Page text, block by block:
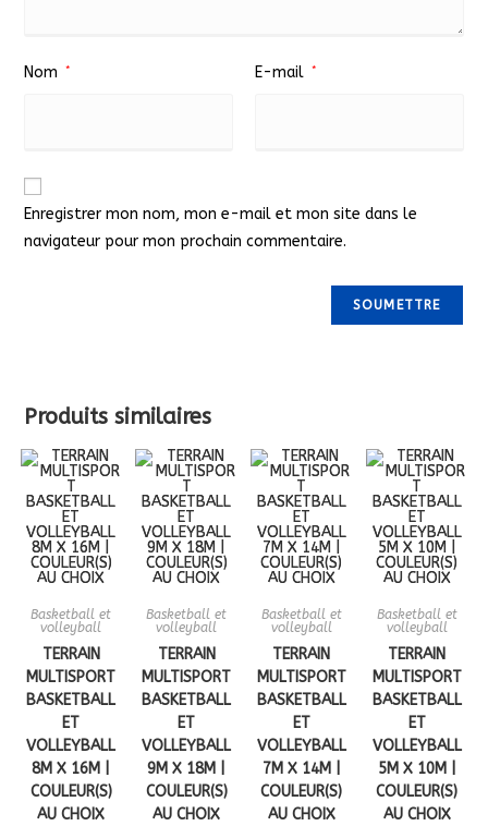
Nom * E-mail *
Enregistrer mon nom, mon e-mail et mon site dans le
navigateur pour mon prochain commentaire.
Produits similaires
Basketball et
volleyball
TERRAIN
MULTISPORT
BASKETBALL
ET
VOLLEYBALL
8M X 16M |
COULEUR(S)
AU CHOIX
Basketball et
volleyball
TERRAIN
MULTISPORT
BASKETBALL
ET
VOLLEYBALL
9M X 18M |
COULEUR(S)
AU CHOIX
Basketball et
volleyball
TERRAIN
MULTISPORT
BASKETBALL
ET
VOLLEYBALL
7M X 14M |
COULEUR(S)
AU CHOIX
Basketball et
volleyball
TERRAIN
MULTISPORT
BASKETBALL
ET
VOLLEYBALL
5M X 10M |
COULEUR(S)
AU CHOIX